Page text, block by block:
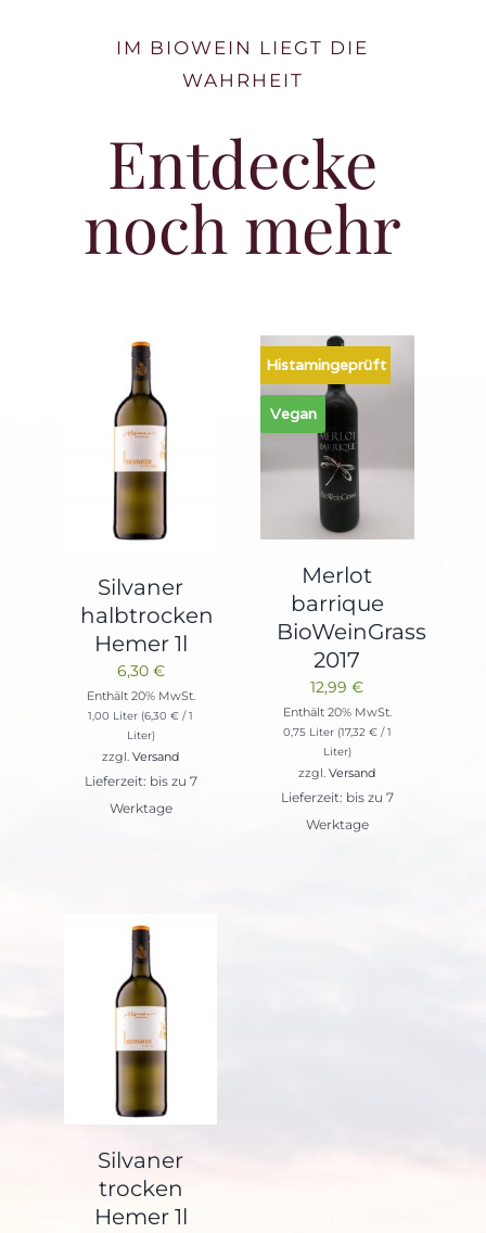
IM BIOWEIN LIEGT DIE
WAHRHEIT
Entdecke
noch mehr
Silvaner
halbtrocken
Hemer 1l
6,30 €
Enthält 20% MwSt.
1,00 Liter (6,30€ / 1
Liter)
zzgl.Versand
Lieferzeit: bis zu 7
Werktage
Histamingeprüft
Vegan
Merlot
barrique
BioWeinGrass
2017
12,99€
Enthält 20% MwSt.
0,75 Liter (17,32 €/ 1
Liter)
zzgl.Versand
Lieferzeit: bis zu 7
Werktage
Silvaner
trocken
Hemer 1l